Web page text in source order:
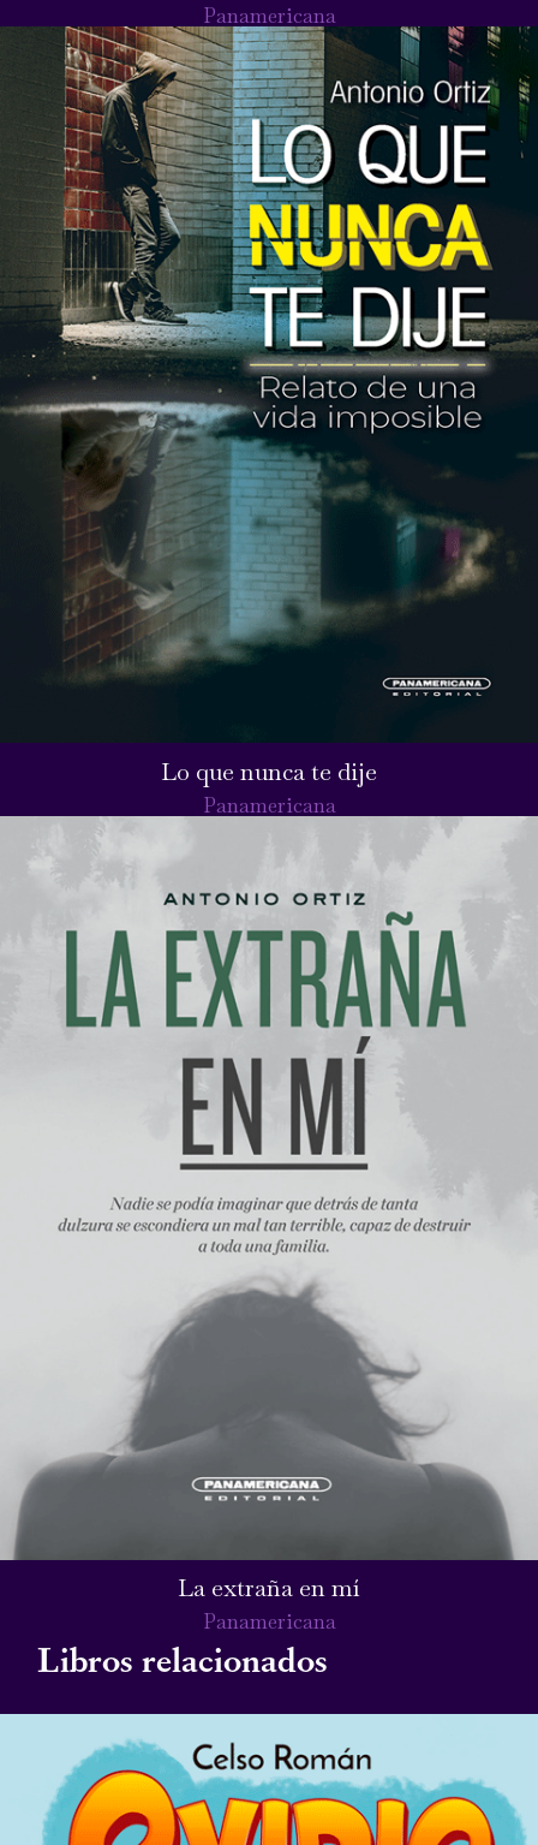
Panamericana
Lo que nunca te dije
Panamericana
La extraña en mí
Panamericana
Libros relacionados